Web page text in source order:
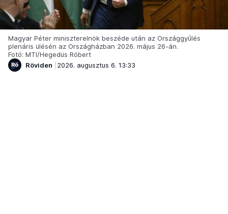
Magyar Péter miniszterelnök beszéde után az Országgyűlés
plenáris ülésén az Országházban 2026. május 26-án.
Fotó: MTI/Hegedüs Róbert
Röviden
2026. augusztus 6. 13:33